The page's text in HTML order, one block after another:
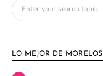
Search for:
LO MEJOR DE MORELOS